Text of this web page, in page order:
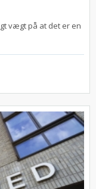
vægt på at det er en